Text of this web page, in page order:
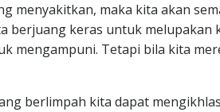
menyakitkan, maka kita akan
berjuang keras untuk melupakan
mengampuni. Tetapi bila kita
berlimpah kita dapat